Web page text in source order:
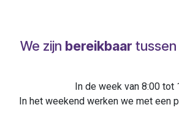
We zijn bereikbaar tussen
In de week van 8:00 tot
In het weekend werken we met een